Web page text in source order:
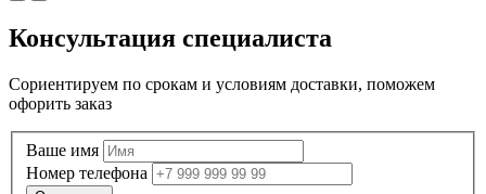
Консультация специалиста
Сориентируем по срокам и условиям доставки, поможем
офорить заказ
Ваше имя
Номер телефона